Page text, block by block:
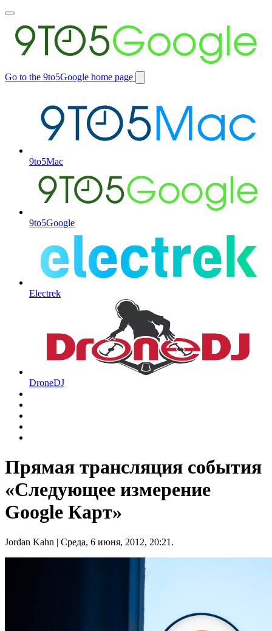
Toggle
main
menu
Go to the 9to5Google home page
Switch
9to5Mac
9to5Google
Electrek
DroneDJ
Прямая трансляция события
«Следующее измерение
Google Карт»
Jordan Kahn | Среда, 6 июня, 2012, 20:21.